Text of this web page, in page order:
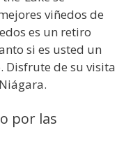
viñedos de
es un retiro
si es usted un
Disfrute de su visita
por las